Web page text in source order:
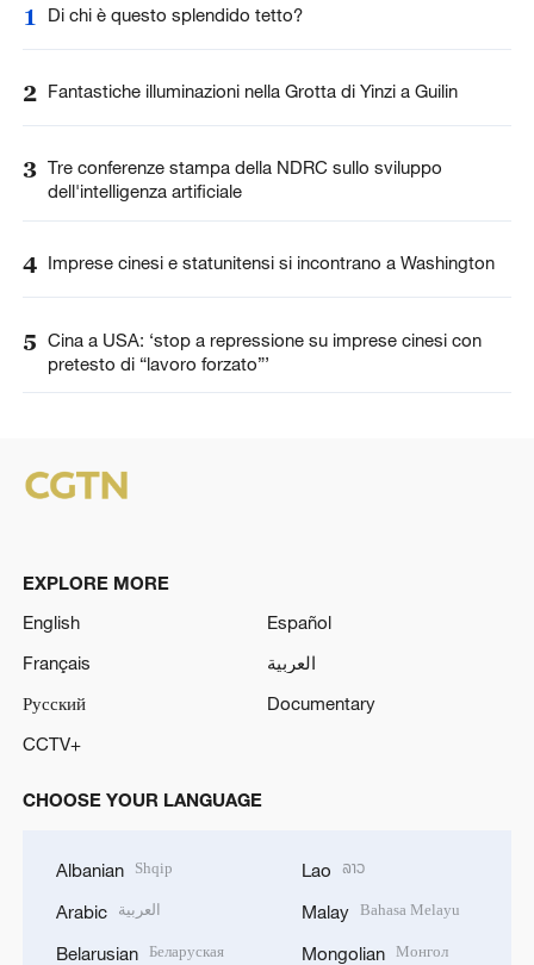
1 Di chi è questo splendido tetto?
2 Fantastiche illuminazioni nella Grotta di Yinzi a Guilin
3 Tre conferenze stampa della NDRC sullo sviluppo
dell'intelligenza artificiale
4 Imprese cinesi e statunitensi si incontrano a Washington
5 Cina a USA: ‘stop a repressione su imprese cinesi con
pretesto di “lavoro forzato”’
EXPLORE MORE
English
Español
Français
العربية
Русский
Documentary
CCTV+
CHOOSE YOUR LANGUAGE
Albanian Shqip
Arabic العربية
Belarusian Беларуская
Lao ລາວ
Malay Bahasa Melayu
Mongolian Монгол